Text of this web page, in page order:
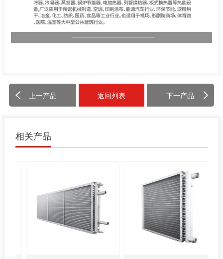
上一产品 返回列表 下一产品
相关产品